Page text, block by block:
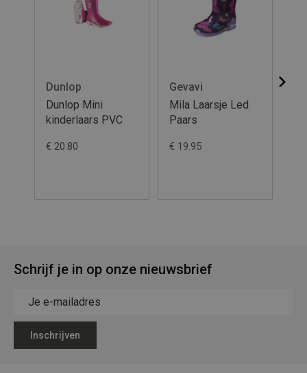
Dunlop
Dunlop Mini
kinderlaars PVC
€ 20.80
Gevavi
Mila Laarsje Led
Paars
€ 19.95
Schrijf je in op onze nieuwsbrief
Inschrijven